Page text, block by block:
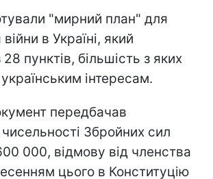
"мирний план" для
в Україні, який
пунктів, більшість з яких
інтересам.
передбачав
Збройних сил
000, відмову від членства
цього в Конституцію